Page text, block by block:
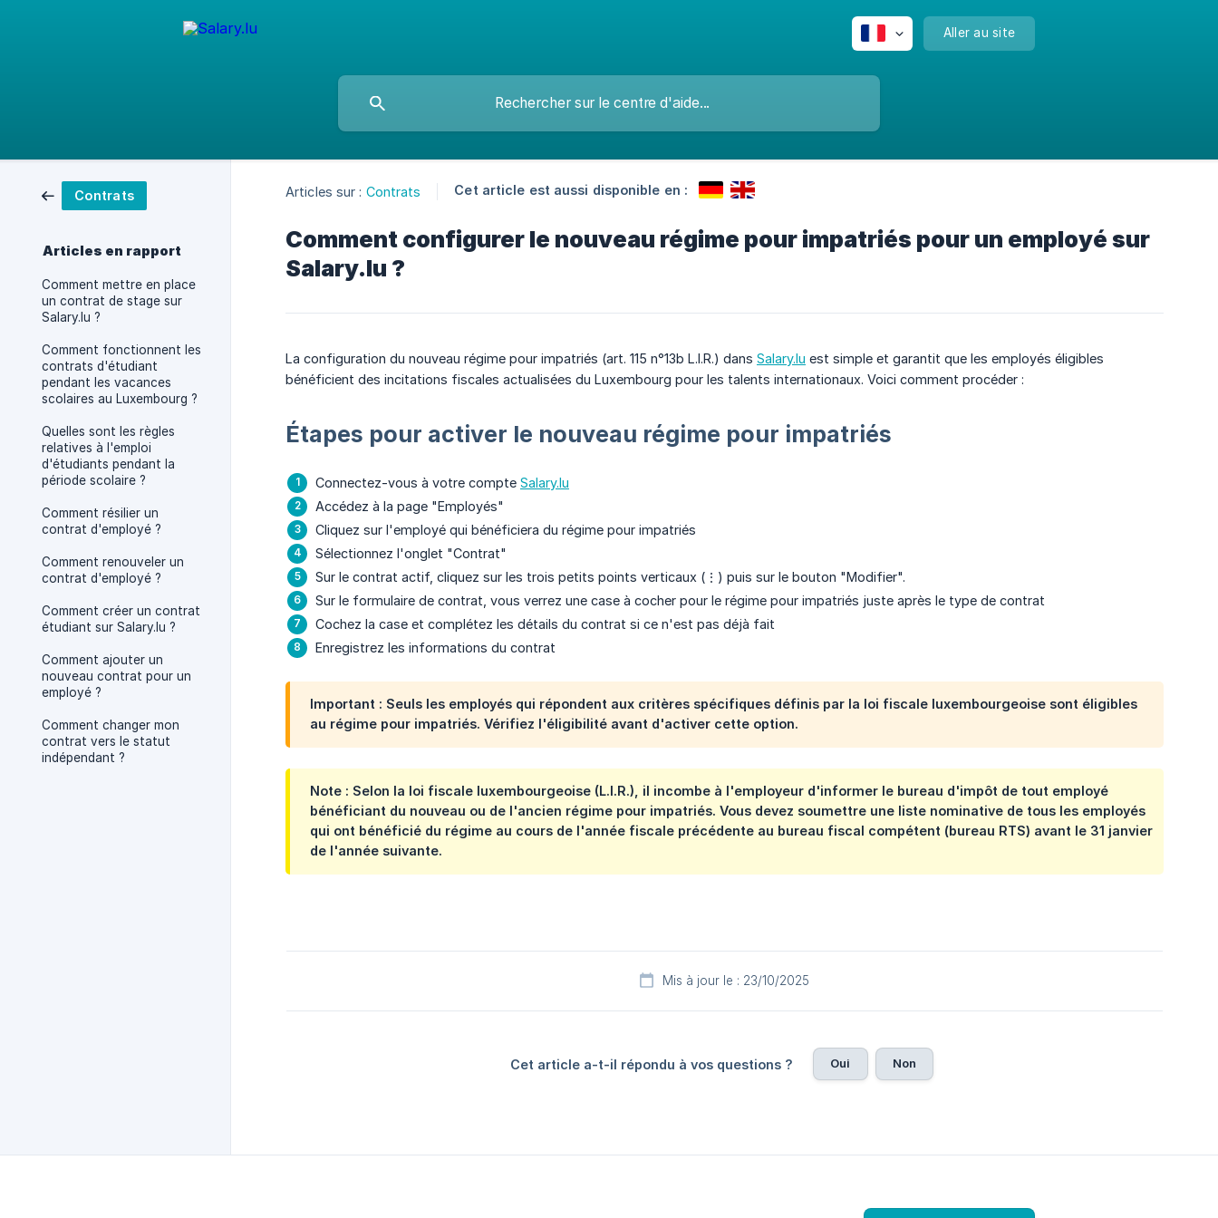
Aller au site
Contrats
Articles en rapport
Comment mettre en place
un contrat de stage sur
Salary.lu ?
Comment fonctionnent les
contrats d'étudiant
pendant les vacances
scolaires au Luxembourg ?
Quelles sont les règles
relatives à l'emploi
d'étudiants pendant la
période scolaire ?
Comment résilier un
contrat d'employé ?
Comment renouveler un
contrat d'employé ?
Comment créer un contrat
étudiant sur Salary.lu ?
Comment ajouter un
nouveau contrat pour un
employé ?
Comment changer mon
contrat vers le statut
indépendant ?
Articles sur : Contrats Cet article est aussi disponible en :
Comment configurer le nouveau régime pour impatriés pour un employé sur
Salary.lu ?
La configuration du nouveau régime pour impatriés (art. 115 n°13b L.I.R.) dans Salary.lu est simple et garantit que les employés éligibles
bénéficient des incitations fiscales actualisées du Luxembourg pour les talents internationaux. Voici comment procéder :
Étapes pour activer le nouveau régime pour impatriés
Connectez-vous à votre compte Salary.lu
Accédez à la page "Employés"
Cliquez sur l'employé qui bénéficiera du régime pour impatriés
Sélectionnez l'onglet "Contrat"
Sur le contrat actif, cliquez sur les trois petits points verticaux (⋮) puis sur le bouton "Modifier".
Sur le formulaire de contrat, vous verrez une case à cocher pour le régime pour impatriés juste après le type de contrat
Cochez la case et complétez les détails du contrat si ce n'est pas déjà fait
Enregistrez les informations du contrat
Important : Seuls les employés qui répondent aux critères spécifiques définis par la loi fiscale luxembourgeoise sont éligibles
au régime pour impatriés. Vérifiez l'éligibilité avant d'activer cette option.
Note : Selon la loi fiscale luxembourgeoise (L.I.R.), il incombe à l'employeur d'informer le bureau d'impôt de tout employé
bénéficiant du nouveau ou de l'ancien régime pour impatriés. Vous devez soumettre une liste nominative de tous les employés
qui ont bénéficié du régime au cours de l'année fiscale précédente au bureau fiscal compétent (bureau RTS) avant le 31 janvier
de l'année suivante.
Mis à jour le : 23/10/2025
Cet article a-t-il répondu à vos questions ? Oui Non